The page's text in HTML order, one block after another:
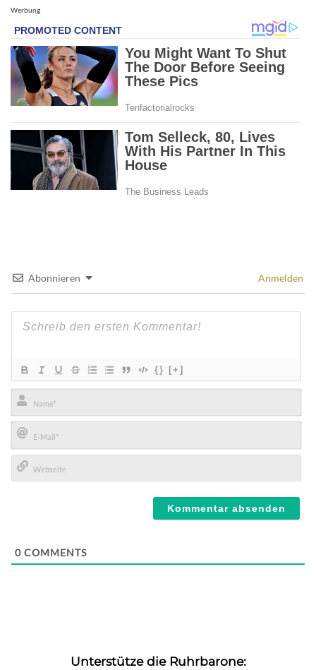
Werbung
Abonnieren Anmelden
{} [+]
Name*
E-
Mail*
0 COMMENTS
Unterstütze die Ruhrbarone: